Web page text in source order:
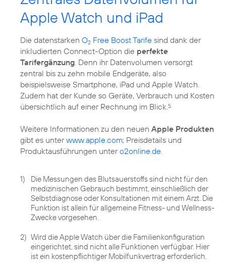
Apple Watch und iPad
Die datenstarken O2 Free Boost Tarife sind dank der
inkludierten Connect-Option die perfekte
Tarifergänzung. Denn ihr Datenvolumen versorgt
zentral bis zu zehn mobile Endgeräte, also
beispielsweise Smartphone, iPad und Apple Watch.
Zudem hat der Kunde so Geräte, Verbrauch und Kosten
übersichtlich auf einer Rechnung im Blick.5
Weitere Informationen zu den neuen Apple Produkten
gibt es unterwww.apple.com; Preisdetails und
Produktausführungen untero2online.de.
1)
Die Messungen des Blutsauerstoffs sind nicht für den
medizinischen Gebrauch bestimmt, einschließlich der
Selbstdiagnose oder Konsultationen mit einem Arzt. Die
Funktion ist allein für allgemeine Fitness- und Wellness-
Zwecke vorgesehen.
2) Wird die Apple Watch über die Familienkonfiguration
eingerichtet, sind nicht alle Funktionen verfügbar. Hier
ist ein kostenpflichtiger Mobilfunkvertrag erforderlich.